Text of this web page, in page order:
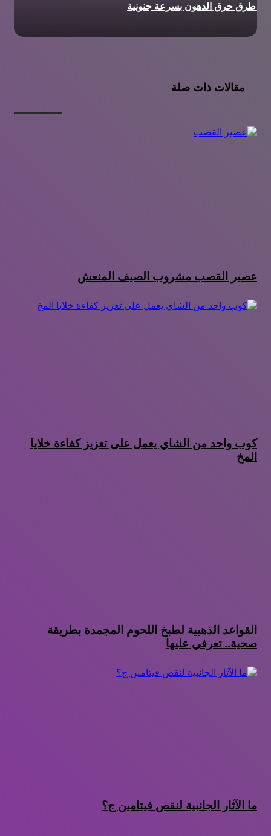
طرق حرق الدهون بسرعة جنونية
مقالات ذات صلة
عصير القصب مشروب الصيف المنعش
كوب واحد من الشاي يعمل على تعزيز كفاءة خلايا
المخ
القواعد الذهبية لطبخ اللحوم المجمدة بطريقة
صحية.. تعرفي عليها
ما الآثار الجانبية لنقص فيتامين ج؟